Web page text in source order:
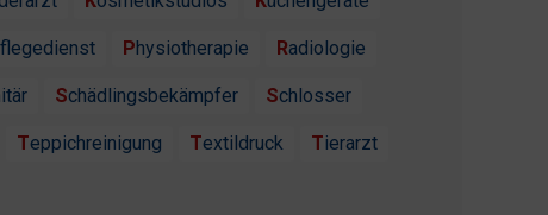
Pflegedienst Physiotherapie Radiologie
Schädlingsbekämpfer Schlosser
Teppichreinigung Textildruck Tierarzt